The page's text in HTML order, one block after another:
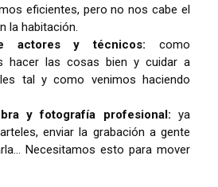
eficientes, pero no nos cabe el
la habitación.
actores y técnicos: como
hacer las cosas bien y cuidar a
tal y como venimos haciendo
y fotografía profesional: ya
enviar la grabación a gente
Necesitamos esto para mover